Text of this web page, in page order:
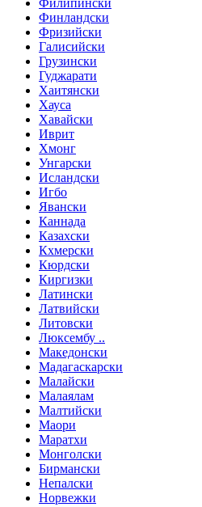
Филипински
Финландски
Фризийски
Галисийски
Грузински
Гуджарати
Хаитянски
Хауса
Хавайски
Иврит
Хмонг
Унгарски
Исландски
Игбо
Явански
Каннада
Казахски
Кхмерски
Кюрдски
Киргизки
Латински
Латвийски
Литовски
Люксембу ..
Македонски
Мадагаскарски
Малайски
Малаялам
Малтийски
Маори
Маратхи
Монголски
Бирмански
Непалски
Норвежки